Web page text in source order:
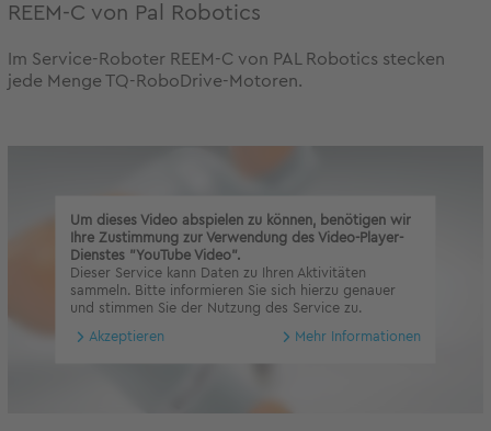
REEM-C von Pal Robotics
Im Service-Roboter REEM-C von PAL Robotics stecken
jede Menge TQ-RoboDrive-Motoren.
Um dieses Video abspielen zu können, benötigen wir
Ihre Zustimmung zur Verwendung des Video-Player-
Dienstes "YouTube Video".
Dieser Service kann Daten zu Ihren Aktivitäten
sammeln. Bitte informieren Sie sich hierzu genauer
und stimmen Sie der Nutzung des Service zu.
Akzeptieren Mehr Informationen